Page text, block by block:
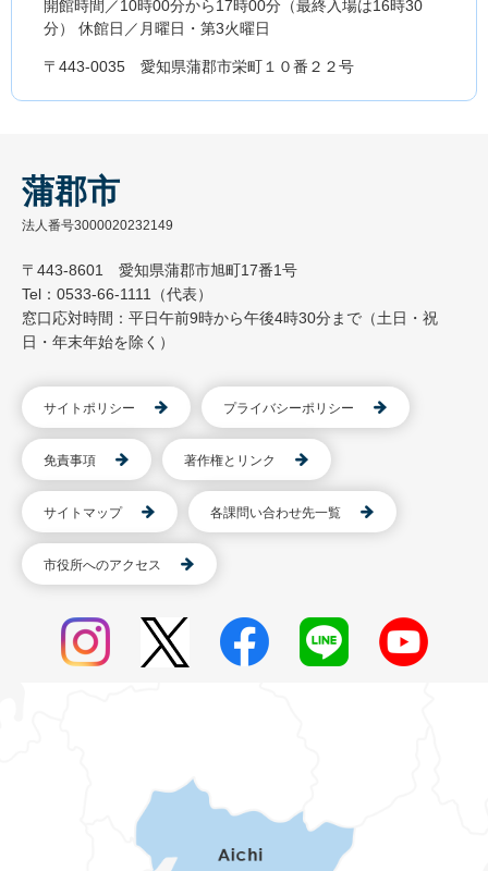
開館時間／10時00分から17時00分（最終入場は16時30
分） 休館日／月曜日・第3火曜日
〒443-0035 愛知県蒲郡市栄町１０番２２号
蒲郡市
法人番号3000020232149
〒443-8601 愛知県蒲郡市旭町17番1号
Tel：0533-66-1111（代表）
窓口応対時間：平日午前9時から午後4時30分まで（土日・祝
日・年末年始を除く）
サイトポリシー プライバシーポリシー
免責事項 著作権とリンク
サイトマップ 各課問い合わせ先一覧
市役所へのアクセス